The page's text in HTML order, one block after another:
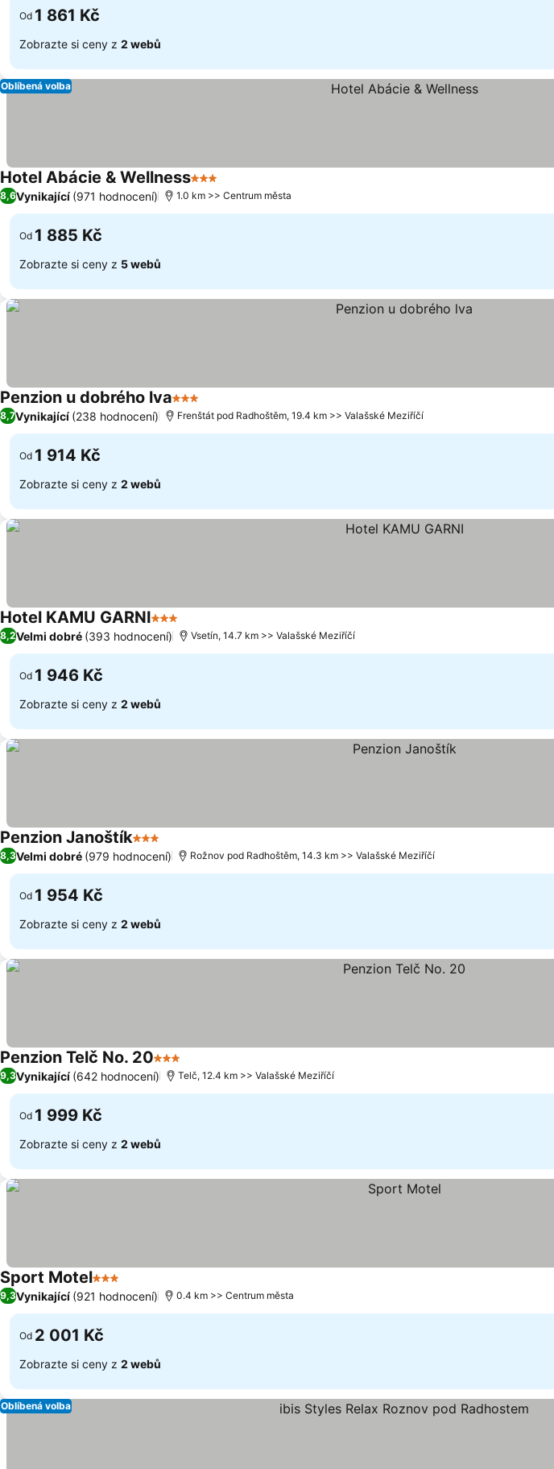
Od 1 861 Kč
Zobrazte si ceny z 2 webů
Oblíbená volba
Hotel Abácie & Wellness3 Počet hvězdiček
8,6Vynikající (971 hodnocení) 1.0 km >> Centrum města
Od 1 885 Kč
Zobrazte si ceny z 5 webů
Penzion u dobrého lva3 Počet hvězdiček
8,7Vynikající (238 hodnocení) Frenštát pod Radhoštěm, 19.4 km >> Valašské Meziříčí
Od 1 914 Kč
Zobrazte si ceny z 2 webů
Hotel KAMU GARNI3 Počet hvězdiček
8,2Velmi dobré (393 hodnocení) Vsetín, 14.7 km >> Valašské Meziříčí
Od 1 946 Kč
Zobrazte si ceny z 2 webů
Penzion Janoštík3 Počet hvězdiček
8,3Velmi dobré (979 hodnocení) Rožnov pod Radhoštěm, 14.3 km >> Valašské Meziříčí
Od 1 954 Kč
Zobrazte si ceny z 2 webů
Penzion Telč No. 203 Počet hvězdiček
9,3Vynikající (642 hodnocení) Telč, 12.4 km >> Valašské Meziříčí
Od 1 999 Kč
Zobrazte si ceny z 2 webů
Sport Motel3 Počet hvězdiček
9,3Vynikající (921 hodnocení) 0.4 km >> Centrum města
Od 2 001 Kč
Zobrazte si ceny z 2 webů
Oblíbená volba